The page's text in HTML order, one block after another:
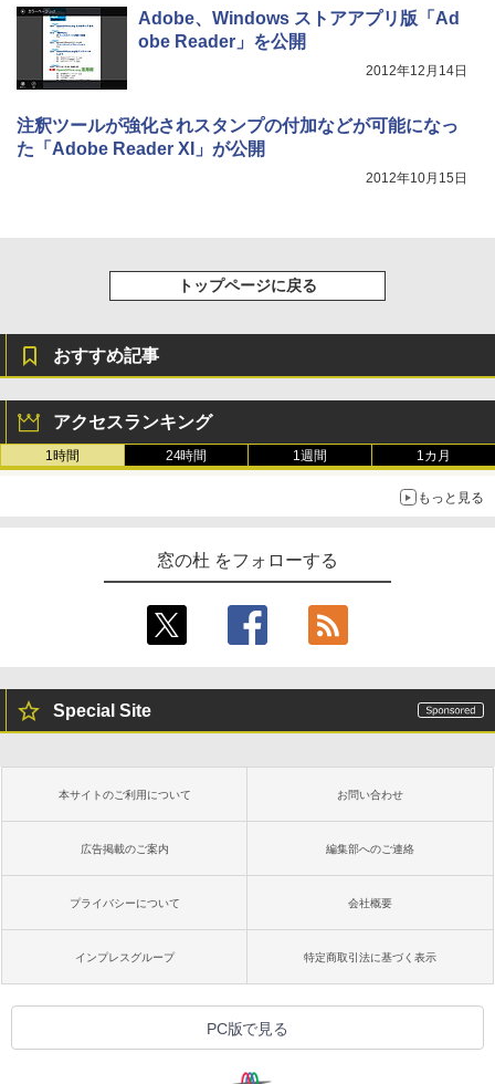
Adobe、Windows ストアアプリ版「Ad
obe Reader」を公開
2012年12月14日
注釈ツールが強化されスタンプの付加などが可能になっ
た「Adobe Reader XI」が公開
2012年10月15日
トップページに戻る
おすすめ記事
アクセスランキング
1時間 24時間 1週間 1カ月
もっと見る
窓の杜 をフォローする
Special Site
本サイトのご利用について お問い合わせ
広告掲載のご案内 編集部へのご連絡
プライバシーについて 会社概要
インプレスグループ 特定商取引法に基づく表示
PC版で見る